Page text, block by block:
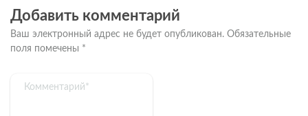
Добавить комментарий
Ваш электронный адрес не будет опубликован. Обязательные
поля помечены *